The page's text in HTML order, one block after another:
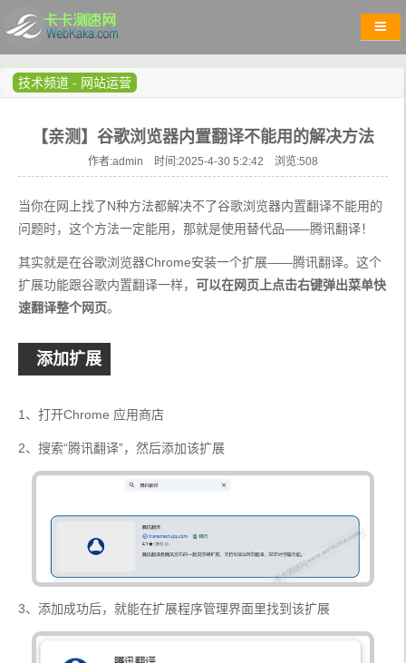
技术频道 - 网站运营
【亲测】谷歌浏览器内置翻译不能用的解决方法
作者:admin 时间:2025-4-30 5:2:42 浏览:508
当你在网上找了N种方法都解决不了谷歌浏览器内置翻译不能用的
问题时，这个方法一定能用，那就是使用替代品——腾讯翻译！
其实就是在谷歌浏览器Chrome安装一个扩展——腾讯翻译。这个
扩展功能跟谷歌内置翻译一样， 可以在网页上点击右键弹出菜单快
速翻译整个网页。
添加扩展
1、打开Chrome 应用商店
2、搜索“腾讯翻译”，然后添加该扩展
3、添加成功后，就能在扩展程序管理界面里找到该扩展